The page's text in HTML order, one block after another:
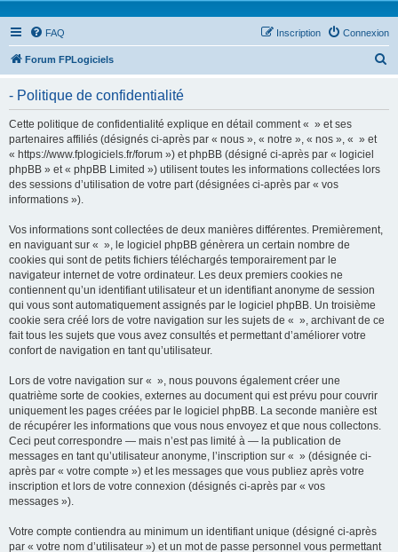
FAQ Connexion
Inscription
Forum FPLogiciels
- Politique de confidentialité
Cette politique de confidentialité explique en détail comment « » et ses
partenaires affiliés (désignés ci-après par « nous », « notre », « nos », « » et
« https://www.fplogiciels.fr/forum ») et phpBB (désigné ci-après par « logiciel
phpBB » et « phpBB Limited ») utilisent toutes les informations collectées lors
des sessions d’utilisation de votre part (désignées ci-après par « vos
informations »).
Vos informations sont collectées de deux manières différentes. Premièrement,
en naviguant sur « », le logiciel phpBB génèrera un certain nombre de
cookies qui sont de petits fichiers téléchargés temporairement par le
navigateur internet de votre ordinateur. Les deux premiers cookies ne
contiennent qu’un identifiant utilisateur et un identifiant anonyme de session
qui vous sont automatiquement assignés par le logiciel phpBB. Un troisième
cookie sera créé lors de votre navigation sur les sujets de « », archivant de ce
fait tous les sujets que vous avez consultés et permettant d’améliorer votre
confort de navigation en tant qu’utilisateur.
Lors de votre navigation sur « », nous pouvons également créer une
quatrième sorte de cookies, externes au document qui est prévu pour couvrir
uniquement les pages créées par le logiciel phpBB. La seconde manière est
de récupérer les informations que vous nous envoyez et que nous collectons.
Ceci peut correspondre — mais n’est pas limité à — la publication de
messages en tant qu’utilisateur anonyme, l’inscription sur « » (désignée ci-
après par « votre compte ») et les messages que vous publiez après votre
inscription et lors de votre connexion (désignés ci-après par « vos
messages »).
Votre compte contiendra au minimum un identifiant unique (désigné ci-après
par « votre nom d’utilisateur ») et un mot de passe personnel vous permettant